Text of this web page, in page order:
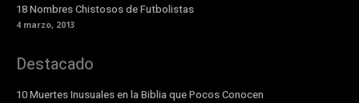
18 Nombres Chistosos de Futbolistas
4 marzo, 2013
Destacado
10 Muertes Inusuales en la Biblia que Pocos Conocen